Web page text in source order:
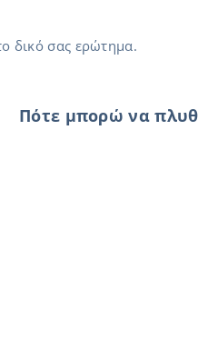
δικό σας ερώτημα.
Πότε μπορώ να